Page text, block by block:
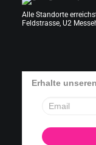
Alle Standorte
Feldstrasse, U2
Erhalte